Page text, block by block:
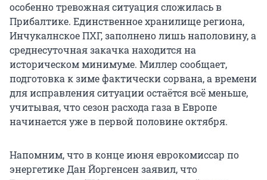
особенно тревожная ситуация сложилась в
Прибалтике. Единственное хранилище региона,
Инчукалнское ПХГ, заполнено лишь наполовину, а
среднесуточная закачка находится на
историческом минимуме. Миллер сообщает,
подготовка к зиме фактически сорвана, а времени
для исправления ситуации остаётся всё меньше,
учитывая, что сезон расхода газа в Европе
начинается уже в первой половине октября.
Напомним, что в конце июня еврокомиссар по
энергетике Дан Йоргенсен заявил, что